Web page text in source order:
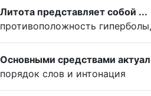
Литота представляет собой ...
противоположность
Основными средствами
порядок слов и интонация